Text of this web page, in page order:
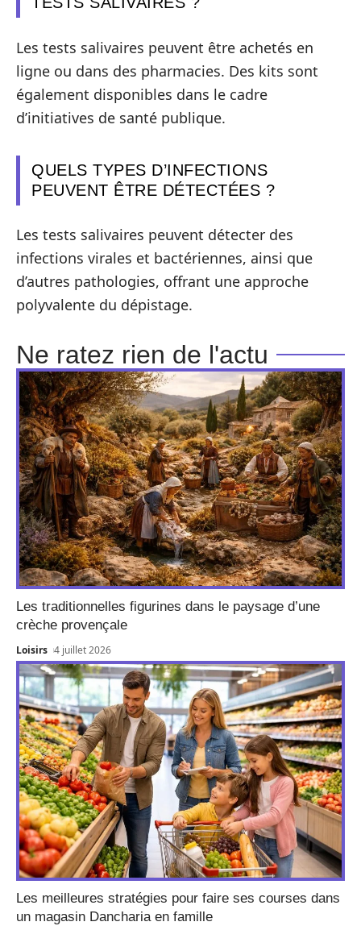
Les tests salivaires peuvent être achetés en
ligne ou dans des pharmacies. Des kits sont
également disponibles dans le cadre
d’initiatives de santé publique.
QUELS TYPES D’INFECTIONS
PEUVENT ÊTRE DÉTECTÉES ?
Les tests salivaires peuvent détecter des
infections virales et bactériennes, ainsi que
d’autres pathologies, offrant une approche
polyvalente du dépistage.
Ne ratez rien de l'actu
Les traditionnelles figurines dans le paysage d’une
crèche provençale
Loisirs 4 juillet 2026
Les meilleures stratégies pour faire ses courses dans
un magasin Dancharia en famille